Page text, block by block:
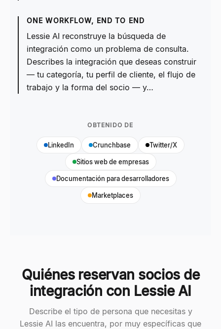
ONE WORKFLOW, END TO END
Lessie AI reconstruye la búsqueda de
integración como un problema de consulta.
Describes la integración que deseas construir
— tu categoría, tu perfil de cliente, el flujo de
trabajo y la forma del socio — y…
OBTENIDO DE
LinkedIn Crunchbase Twitter/X
Sitios web de empresas
Documentación para desarrolladores
Marketplaces
Quiénes reservan socios de
integración con Lessie AI
Describe el tipo de persona que necesitas y
Lessie AI las encuentra, por muy específicas que